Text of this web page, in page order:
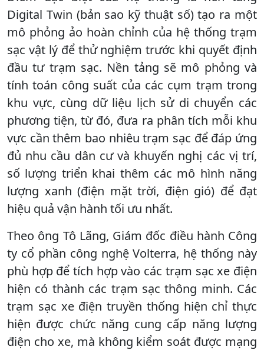
Digital Twin (bản sao kỹ thuật số) tạo ra một
mô phỏng ảo hoàn chỉnh của hệ thống trạm
sạc vật lý để thử nghiệm trước khi quyết định
đầu tư trạm sạc. Nền tảng sẽ mô phỏng và
tính toán công suất của các cụm trạm trong
khu vực, cùng dữ liệu lịch sử di chuyển các
phương tiện, từ đó, đưa ra phân tích mỗi khu
vực cần thêm bao nhiêu trạm sạc để đáp ứng
đủ nhu cầu dân cư và khuyến nghị các vị trí,
số lượng triển khai thêm các mô hình năng
lượng xanh (điện mặt trời, điện gió) để đạt
hiệu quả vận hành tối ưu nhất.
Theo ông Tô Lãng, Giám đốc điều hành Công
ty cổ phần công nghệ Volterra, hệ thống này
phù hợp để tích hợp vào các trạm sạc xe điện
hiện có thành các trạm sạc thông minh. Các
trạm sạc xe điện truyền thống hiện chỉ thực
hiện được chức năng cung cấp năng lượng
điện cho xe, mà không kiểm soát được mạng